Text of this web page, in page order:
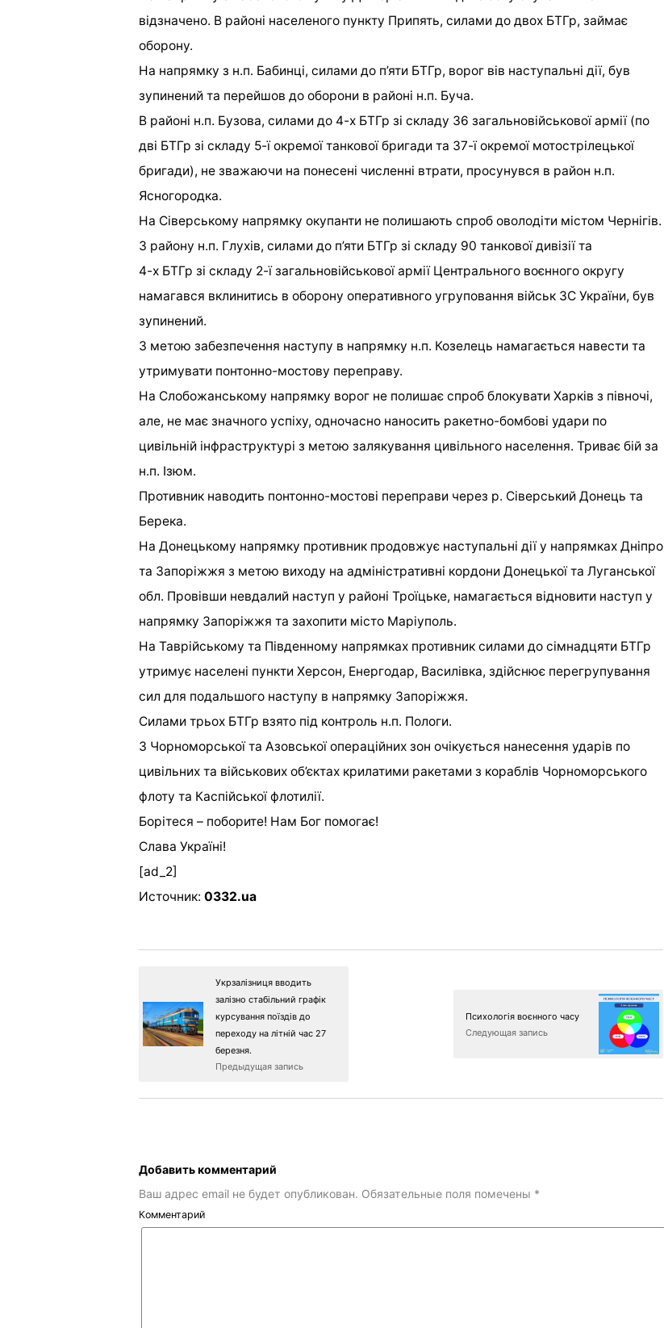
відзначено. В районі населеного пункту Припять, силами до двох БТГр, займає
оборону.
На напрямку з н.п. Бабинці, силами до п’яти БТГр, ворог вів наступальні дії, був
зупинений та перейшов до оборони в районі н.п. Буча.
В районі н.п. Бузова, силами до 4-х БТГр зі складу 36 загальновійськової армії (по
дві БТГр зі складу 5-ї окремої танкової бригади та 37-ї окремої мотострілецької
бригади), не зважаючи на понесені численні втрати, просунувся в район н.п.
Ясногородка.
На Сіверському напрямку окупанти не полишають спроб оволодіти містом Чернігів.
З району н.п. Глухів, силами до п’яти БТГр зі складу 90 танкової дивізії та
4-х БТГр зі складу 2-ї загальновійськової армії Центрального воєнного округу
намагався вклинитись в оборону оперативного угруповання військ ЗС України, був
зупинений.
З метою забезпечення наступу в напрямку н.п. Козелець намагається навести та
утримувати понтонно-мостову переправу.
На Слобожанському напрямку ворог не полишає спроб блокувати Харків з півночі,
але, не має значного успіху, одночасно наносить ракетно-бомбові удари по
цивільній інфраструктурі з метою залякування цивільного населення. Триває бій за
н.п. Ізюм.
Противник наводить понтонно-мостові переправи через р. Сіверський Донець та
Берека.
На Донецькому напрямку противник продовжує наступальні дії у напрямках Дніпро
та Запоріжжя з метою виходу на адміністративні кордони Донецької та Луганської
обл. Провівши невдалий наступ у районі Троїцьке, намагається відновити наступ у
напрямку Запоріжжя та захопити місто Маріуполь.
На Таврійському та Південному напрямках противник силами до сімнадцяти БТГр
утримує населені пункти Херсон, Енергодар, Василівка, здійснює перегрупування
сил для подальшого наступу в напрямку Запоріжжя.
Силами трьох БТГр взято під контроль н.п. Пологи.
З Чорноморської та Азовської операційних зон очікується нанесення ударів по
цивільних та військових об’єктах крилатими ракетами з кораблів Чорноморського
флоту та Каспійської флотилії.
Борітеся – поборите! Нам Бог помогає!
Слава Україні!
[ad_2]
Источник: 0332.ua
Укрзалізниця вводить
залізно стабільний графік
курсування поїздів до
переходу на літній час 27
березня.
Предыдущая запись
Психологія воєнного часу
Следующая запись
Добавить комментарий
Ваш адрес email не будет опубликован. Обязательные поля помечены *
Комментарий